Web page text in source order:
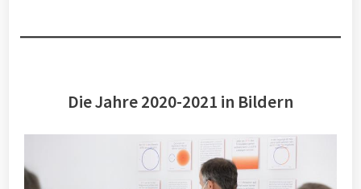
Die Jahre 2020-2021 in Bildern